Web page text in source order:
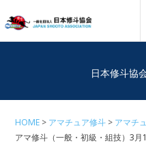
日本修斗協
HOME アマチュア修斗 アマチ
アマ修斗（一般・初級・組技）3